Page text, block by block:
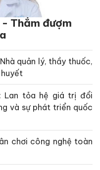
- Thắm đượm
quản lý, thầy thuốc,
Lan tỏa hệ giá trị đổi
và sự phát triển quốc
chơi công nghệ toàn